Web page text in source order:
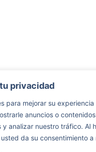
privacidad
para mejorar su experiencia
anuncios o contenidos
y analizar nuestro tráfico. Al
usted da su consentimiento a